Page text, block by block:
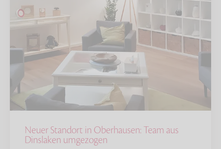
Neuer Standort in Oberhausen: Team aus
Dinslaken umgezogen